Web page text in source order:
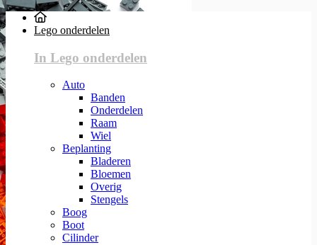
Lego onderdelen
In Lego onderdelen
Auto
Banden
Onderdelen
Raam
Wiel
Beplanting
Bladeren
Bloemen
Overig
Stengels
Boog
Boot
Cilinder